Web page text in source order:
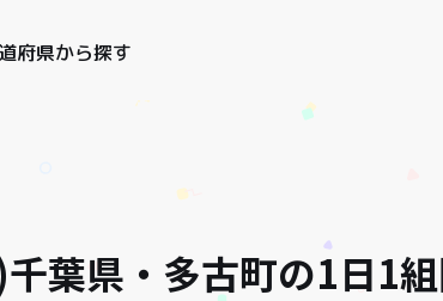
府県から探す
葉県・多古町の1日1